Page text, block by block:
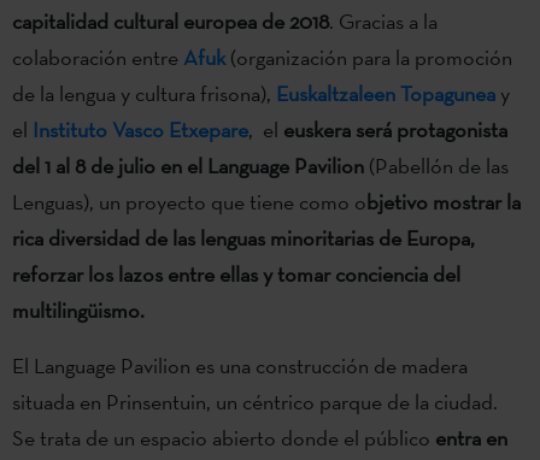
capitalidad cultural europea de 2018. Gracias a la
colaboración entre Afuk (organización para la promoción
de la lengua y cultura frisona), Euskaltzaleen Topagunea y
el Instituto Vasco Etxepare, el euskera será protagonista
del 1 al 8 de julio en el Language Pavilion (Pabellón de las
Lenguas), un proyecto que tiene como objetivo mostrar la
rica diversidad de las lenguas minoritarias de Europa,
reforzar los lazos entre ellas y tomar conciencia del
multilingüismo.
El Language Pavilion es una construcción de madera
situada en Prinsentuin, un céntrico parque de la ciudad.
Se trata de un espacio abierto donde el público entra en